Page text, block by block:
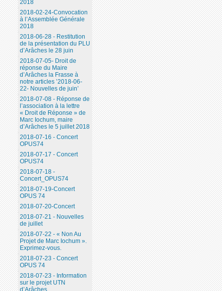
2018
2018-02-24-Convocation
à l’Assemblée Générale
2018
2018-06-28 - Restitution
de la présentation du PLU
d’Arâches le 28 juin
2018-07-05- Droit de
réponse du Maire
d’Arâches la Frasse à
notre articles ’2018-06-
22- Nouvelles de juin’
2018-07-08 - Réponse de
l’association à la lettre
« Droit de Réponse » de
Marc Iochum, maire
d’Arâches le 5 juillet 2018
2018-07-16 - Concert
OPUS74
2018-07-17 - Concert
OPUS74
2018-07-18 -
Concert_OPUS74
2018-07-19-Concert
OPUS 74
2018-07-20-Concert
2018-07-21 - Nouvelles
de juillet
2018-07-22 - « Non Au
Projet de Marc Iochum ».
Exprimez-vous.
2018-07-23 - Concert
OPUS 74
2018-07-23 - Information
sur le projet UTN